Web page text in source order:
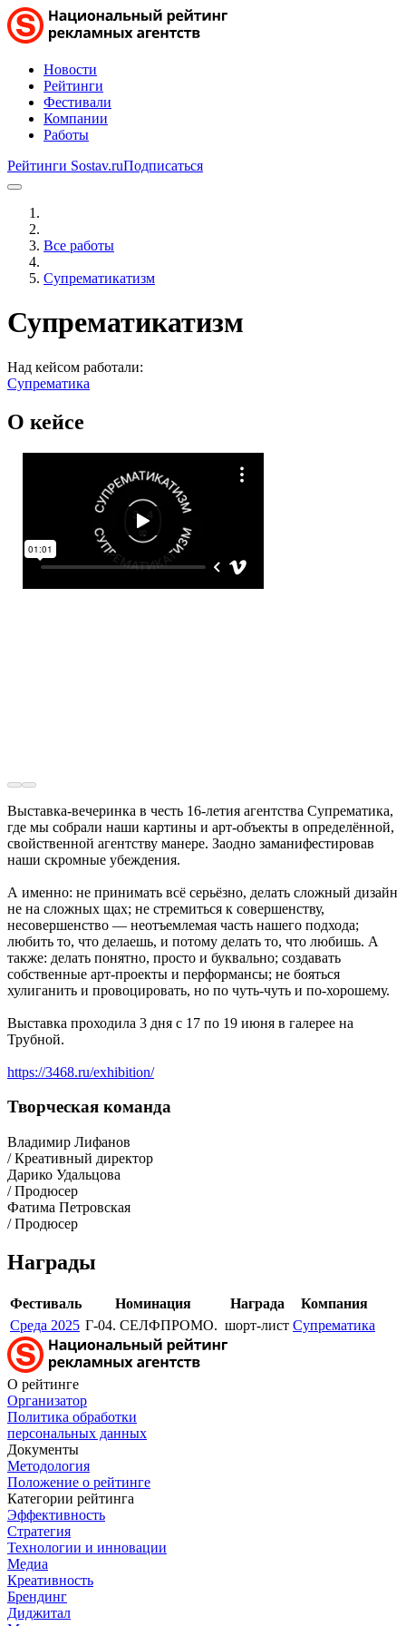
Новости
Рейтинги
Фестивали
Компании
Работы
Рейтинги Sostav.ruПодписаться
Все работы
Супрематикатизм
Супрематикатизм
Над кейсом работали:
Супрематика
О кейсе
Выставка-вечеринка в честь 16-летия агентства Супрематика,
где мы собрали наши картины и арт-объекты в определённой,
свойственной агентству манере. Заодно заманифестировав
наши скромные убеждения.
А именно: не принимать всё серьёзно, делать сложный дизайн
не на сложных щах; не стремиться к совершенству,
несовершенство — неотъемлемая часть нашего подхода;
любить то, что делаешь, и потому делать то, что любишь. А
также: делать понятно, просто и буквально; создавать
собственные арт-проекты и перформансы; не бояться
хулиганить и провоцировать, но по чуть-чуть и по-хорошему.
Выставка проходила 3 дня с 17 по 19 июня в галерее на
Трубной.
https://3468.ru/exhibition/
Творческая команда
Владимир Лифанов
/ Креативный директор
Дарико Удальцова
/ Продюсер
Фатима Петровская
/ Продюсер
Награды
Фестиваль Номинация Награда
Компания
Среда 2025 Г-04. СЕЛФПРОМО. шорт-лист Супрематика
О рейтинге
Организатор
Политика обработки
персональных данных
Документы
Методология
Положение о рейтинге
Категории рейтинга
Эффективность
Стратегия
Технологии и инновации
Медиа
Креативность
Брендинг
Диджитал